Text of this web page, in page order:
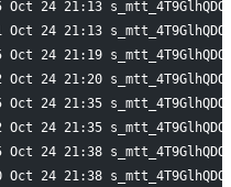
21:13
21:13
21:19
21:20
21:35
21:35
21:38
21:38